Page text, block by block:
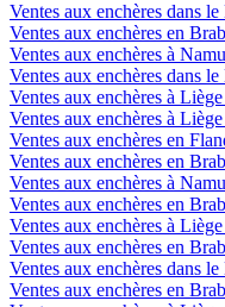
Ventes aux enchères dans
Ventes aux enchères en
Ventes aux enchères à
Ventes aux enchères dans
Ventes aux enchères à
Ventes aux enchères à
Ventes aux enchères en
Ventes aux enchères en
Ventes aux enchères à
Ventes aux enchères en
Ventes aux enchères à
Ventes aux enchères en
Ventes aux enchères dans
Ventes aux enchères en